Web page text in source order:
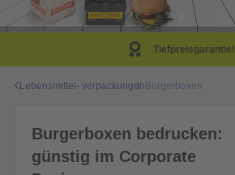
Tiefpreisgarantie!
Lebensmittel- verpackungenBurgerboxen
Burgerboxen bedrucken:
günstig im Corporate